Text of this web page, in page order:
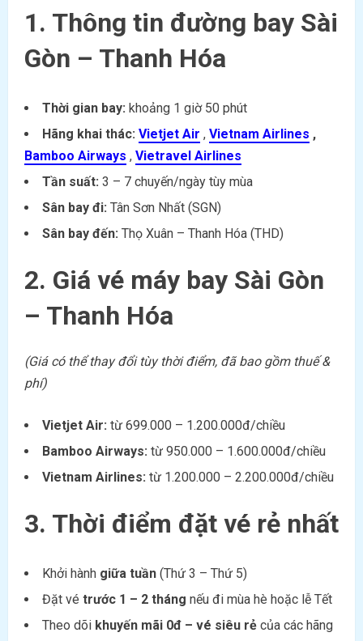
1. Thông tin đường bay Sài
Gòn – Thanh Hóa
Thời gian bay: khoảng 1 giờ 50 phút
Hãng khai thác: Vietjet Air , Vietnam Airlines ,
Bamboo Airways , Vietravel Airlines
Tần suất: 3 – 7 chuyến/ngày tùy mùa
Sân bay đi: Tân Sơn Nhất (SGN)
Sân bay đến: Thọ Xuân – Thanh Hóa (THD)
2. Giá vé máy bay Sài Gòn
– Thanh Hóa
(Giá có thể thay đổi tùy thời điểm, đã bao gồm thuế &
phí)
Vietjet Air: từ 699.000 – 1.200.000đ/chiều
Bamboo Airways: từ 950.000 – 1.600.000đ/chiều
Vietnam Airlines: từ 1.200.000 – 2.200.000đ/chiều
3. Thời điểm đặt vé rẻ nhất
Khởi hành giữa tuần (Thứ 3 – Thứ 5)
Đặt vé trước 1 – 2 tháng nếu đi mùa hè hoặc lễ Tết
Theo dõi khuyến mãi 0đ – vé siêu rẻ của các hãng